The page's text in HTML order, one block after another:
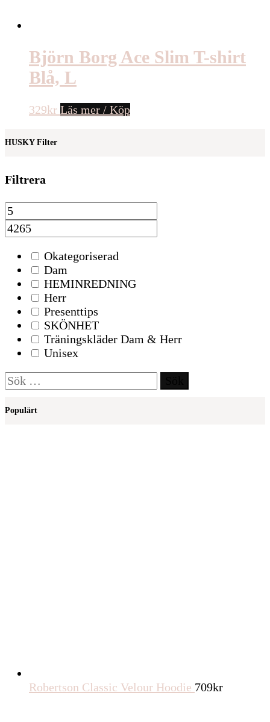
Björn Borg Ace Slim T-shirt
Blå, L
329kr Läs mer / Köp
HUSKY Filter
Filtrera
Okategoriserad
Dam
HEMINREDNING
Herr
Presenttips
SKÖNHET
Träningskläder Dam & Herr
Unisex
Sök
efter:
Populärt
Robertson Classic Velour Hoodie 709kr